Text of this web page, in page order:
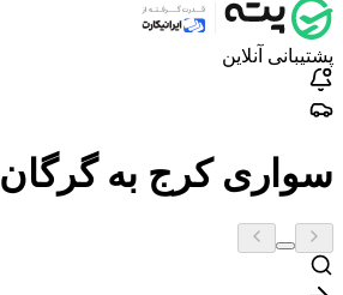
پشتیبانی آنلاین
سواری کرج به گرگان